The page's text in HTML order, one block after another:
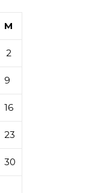
M
2
9
16
23
30